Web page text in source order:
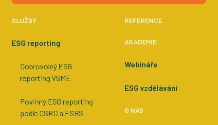
SLUŽBY
ESG reporting
Dobrovolný ESG
reporting VSME
Povinný ESG reporting
podle CSRD a ESRS
REFERENCE
AKADEMIE
Webináře
ESG vzdělávání
O NÁS